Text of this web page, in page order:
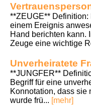
**ZEUGE**
einem Ereignis
Hand berichten kann.
Zeuge eine wichtige
Unverheiratete
**JUNGFER**
Begriff für eine
Konnotation, dass sie
wurde frü... [mehr]